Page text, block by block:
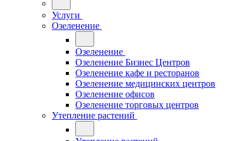
Услуги
Озеленение
Озеленение
Озеленение Бизнес Центров
Озеленение кафе и ресторанов
Озеленение медицинских центров
Озеленение офисов
Озеленение торговых центров
Утепление растений